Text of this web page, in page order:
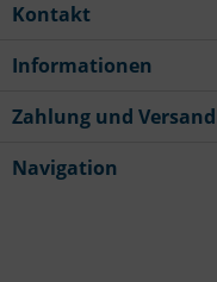
Kontakt
Informationen
Zahlung und Versand
Navigation